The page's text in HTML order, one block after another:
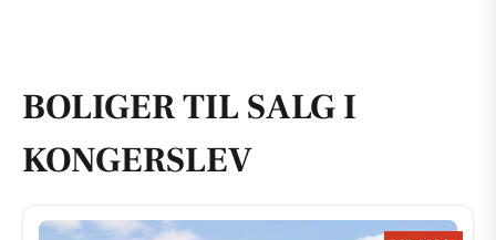
BOLIGER TIL SALG I
KONGERSLEV